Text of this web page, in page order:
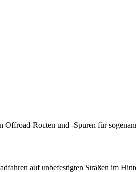
Offroad-Routen und -Spuren für
auf unbefestigten Straßen im